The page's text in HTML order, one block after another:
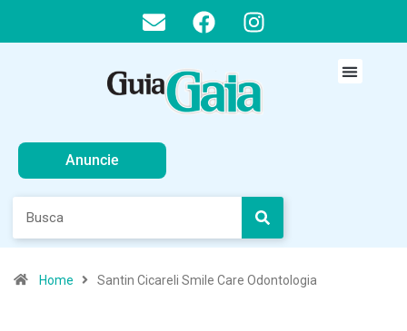
Anuncie
Home Santin Cicareli Smile Care Odontologia